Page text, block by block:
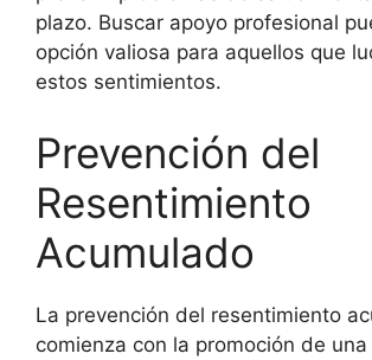
plazo. Buscar apoyo profesional
opción valiosa para aquellos que
estos sentimientos.
Prevención del
Resentimiento
Acumulado
La prevención del resentimiento
comienza con la promoción de una